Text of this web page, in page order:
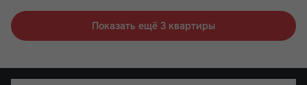
Показать ещё 3 квартиры